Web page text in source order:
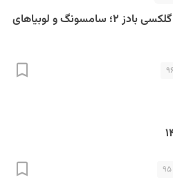
بررسی هدفون گلکسی بادز ۲؛ سامسونگ و لوبیاهای